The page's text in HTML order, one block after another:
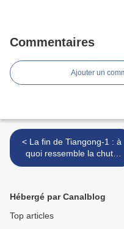
Commentaires
Ajouter un
< La fin de Tiangong-1 : à
quoi ressemble la chute
d'un satellite ? (vidéo)
Hébergé par Canalblog
Top articles